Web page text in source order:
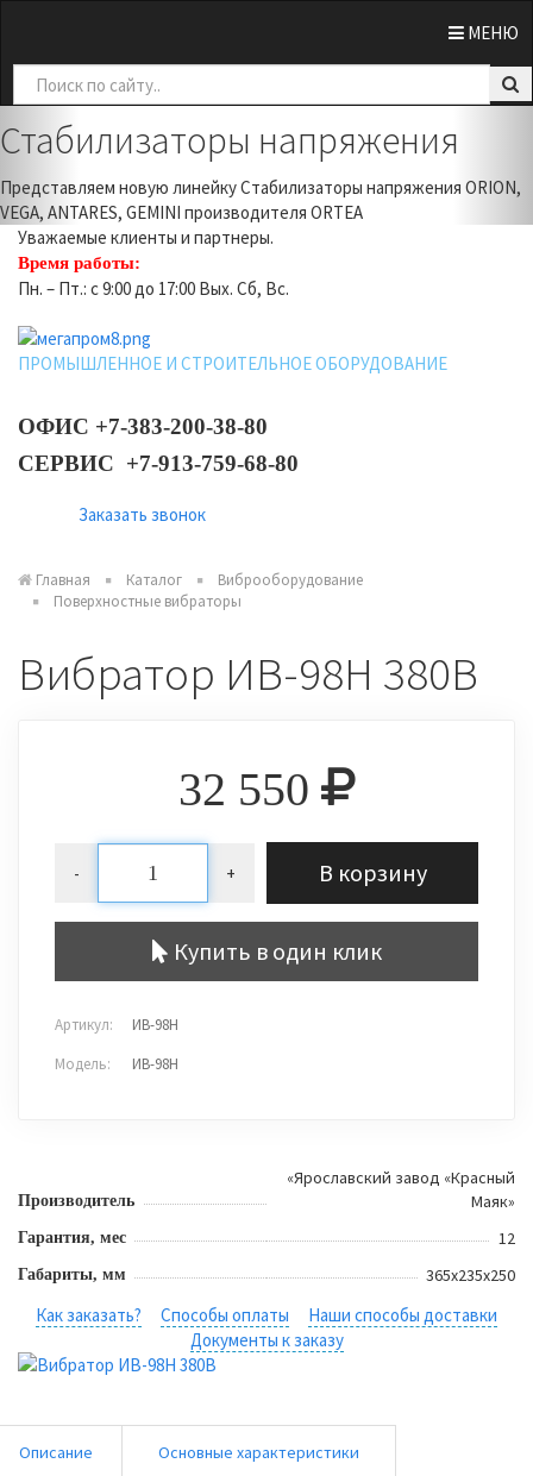
МЕНЮ
Previous
Стабилизаторы напряжения
Представляем новую линейку Стабилизаторы напряжения ORION,
VEGA, ANTARES, GEMINI производителя ORTEA
Уважаемые клиенты и партнеры.
Время работы:
Пн. – Пт.: с 9:00 до 17:00 Вых. Сб, Вс.
ПРОМЫШЛЕННОЕ И СТРОИТЕЛЬНОЕ ОБОРУДОВАНИЕ
ОФИС +7-383-200-38-80
СЕРВИС +7-913-759-68-80
Заказать звонок
Главная Каталог
Виброоборудование
Поверхностные вибраторы
Вибратор ИВ-98Н 380В
32 550
- + В корзину
Купить в один клик
Артикул:
ИВ-98Н
Модель:
ИВ-98Н
Производитель
«Ярославский завод «Красный
Маяк»
Гарантия, мес 12
Габариты, мм 365х235х250
Как заказать? Способы оплаты
Наши способы доставки
Документы к заказу
Описание Основные характеристики